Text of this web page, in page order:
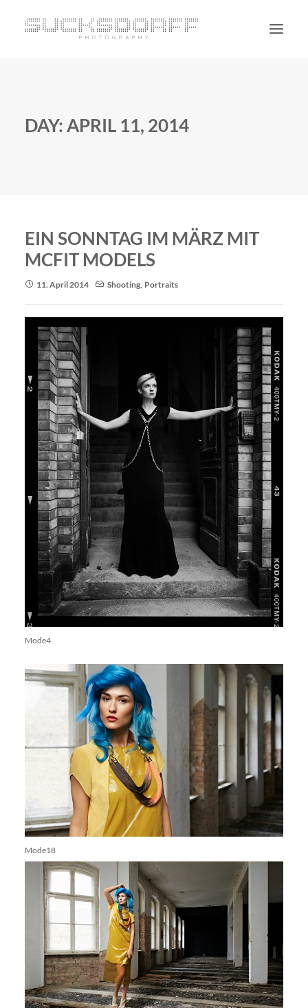
DAY: APRIL 11, 2014
EIN SONNTAG IM MÄRZ MIT
MCFIT MODELS
11. April 2014 Shooting, Portraits
Mode4
Mode18